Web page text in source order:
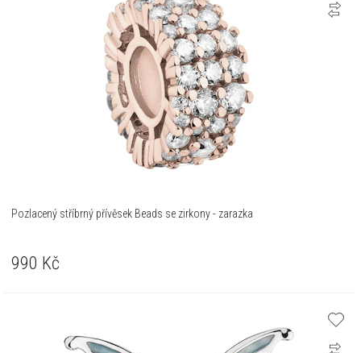
Pozlacený stříbrný přívěsek Beads se zirkony - zarazka
990 Kč